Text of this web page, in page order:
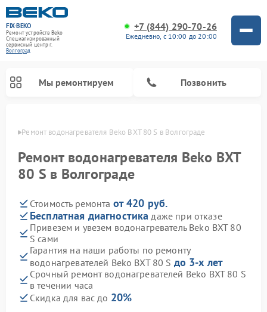
FIX-BEKO
Ремонт устройств Beko
Специализированный
cервисный центр г.
Волгоград
+7 (844) 290-70-26
Ежедневно, с 10:00 до 20:00
Мы ремонтируем Позвонить
Ремонт водонагревателя Beko BXT 80 S в Волгограде
Ремонт водонагревателя Beko BXT
80 S в Волгограде
Стоимость ремонта от 420 руб.
Бесплатная диагностика даже при отказе
Привезем и увезем водонагреватель Beko BXT 80
S сами
Гарантия на наши работы по ремонту
водонагревателей Beko BXT 80 S до 3-х лет
Срочный ремонт водонагревателей Beko BXT 80 S
в течении часа
Скидка для вас до 20%